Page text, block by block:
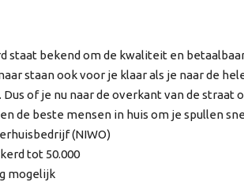
staat bekend om de kwaliteit en
staan ook voor je klaar als je naar de
of je nu naar de overkant van de
de beste mensen in huis om je spullen
(NIWO)
tot 50.000
mogelijk